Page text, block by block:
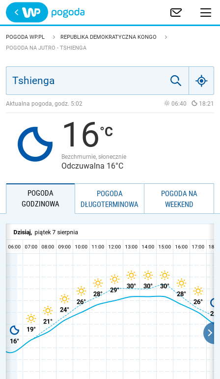
Trwa ładowanie
POLSKA
JAKOŚĆ POWIETRZA
POGODA WP.PL
REPUBLIKA DEMOKRATYCZNA KONGO
POGODA NA JUTRO - TSHIENGA
Aktualna pogoda, godz. 5:02 06:40 18:21
16
Bezchmurnie, słonecznie
Odczuwalna 16°C
POGODA
GODZINOWA
POGODA
DŁUGOTERMINOWA
POGODA NA
WEEKEND